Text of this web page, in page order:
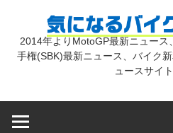
2014年よりMotoGP最新ニュー
手権(SBK)最新ニュース、バイク
ュースサイト